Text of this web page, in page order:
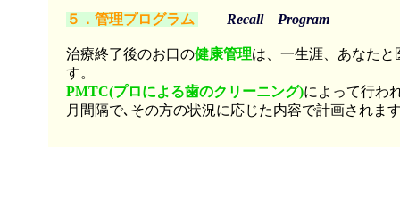
５．管理プログラム Recall Program
治療終了後のお口の健康管理は、一生涯、あなた
す。
PMTC(プロによる歯のクリーニング)によって行わ
月間隔で､その方の状況に応じた内容で計画されま